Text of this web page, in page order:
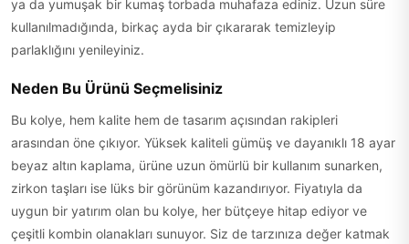
ya da yumuşak bir kumaş torbada muhafaza ediniz. Uzun süre
kullanılmadığında, birkaç ayda bir çıkararak temizleyip
parlaklığını yenileyiniz.
Neden Bu Ürünü Seçmelisiniz
Bu kolye, hem kalite hem de tasarım açısından rakipleri
arasından öne çıkıyor. Yüksek kaliteli gümüş ve dayanıklı 18 ayar
beyaz altın kaplama, ürüne uzun ömürlü bir kullanım sunarken,
zirkon taşları ise lüks bir görünüm kazandırıyor. Fiyatıyla da
uygun bir yatırım olan bu kolye, her bütçeye hitap ediyor ve
çeşitli kombin olanakları sunuyor. Siz de tarzınıza değer katmak